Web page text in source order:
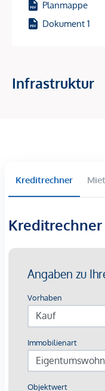
Bauweise:
25.000, - erworben
Ein System für die
besticht
zahlreichen Grün- und
Geschäfte des
Ärzte, zahlreiche
Driving Ranch
Projekt.
Nach nur etwa 3 km
man in ca. 25
Andererseits befindet
Gehminuten entfernt,
Planmappe
Dokument 1
Infrastruktur
Kreditrechner
Kreditrechner